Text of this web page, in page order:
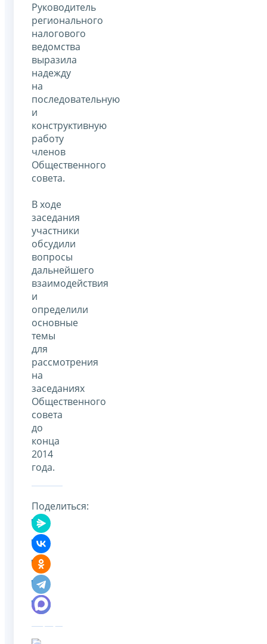
Руководитель
регионального
налогового
ведомства
выразила
надежду
на
последовательную
и
конструктивную
работу
членов
Общественного
совета.
В ходе
заседания
участники
обсудили
вопросы
дальнейшего
взаимодействия
и
определили
основные
темы
для
рассмотрения
на
заседаниях
Общественного
совета
до
конца
2014
года.
Поделиться: